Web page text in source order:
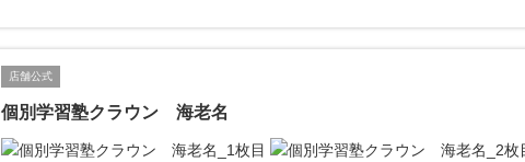
店舗公式
個別学習塾クラウン 海老名